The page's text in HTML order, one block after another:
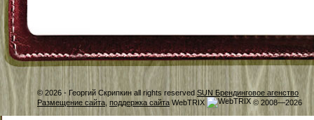
© 2026 - Георгий Скрипкин all rights reserved SUN Брендинговое агенство
Размещение сайта, поддержка сайта WebTRIX © 2008—2026